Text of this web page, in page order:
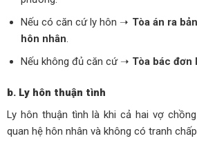
Nếu có căn cứ ly hôn ➝ Tòa án ra
hôn nhân.
Nếu không đủ căn cứ ➝ Tòa bác đơn
b. Ly hôn thuận tình
Ly hôn thuận tình là khi cả hai vợ
quan hệ hôn nhân và không có tranh